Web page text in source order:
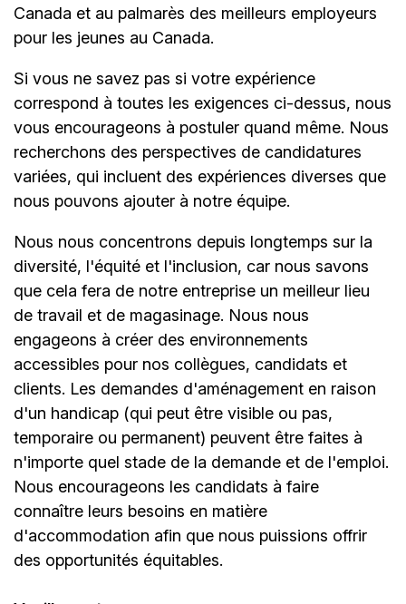
Canada et au palmarès des meilleurs employeurs
pour les jeunes au Canada.
Si vous ne savez pas si votre expérience
correspond à toutes les exigences ci-dessus, nous
vous encourageons à postuler quand même. Nous
recherchons des perspectives de candidatures
variées, qui incluent des expériences diverses que
nous pouvons ajouter à notre équipe.
Nous nous concentrons depuis longtemps sur la
diversité, l'équité et l'inclusion, car nous savons
que cela fera de notre entreprise un meilleur lieu
de travail et de magasinage. Nous nous
engageons à créer des environnements
accessibles pour nos collègues, candidats et
clients. Les demandes d'aménagement en raison
d'un handicap (qui peut être visible ou pas,
temporaire ou permanent) peuvent être faites à
n'importe quel stade de la demande et de l'emploi.
Nous encourageons les candidats à faire
connaître leurs besoins en matière
d'accommodation afin que nous puissions offrir
des opportunités équitables.